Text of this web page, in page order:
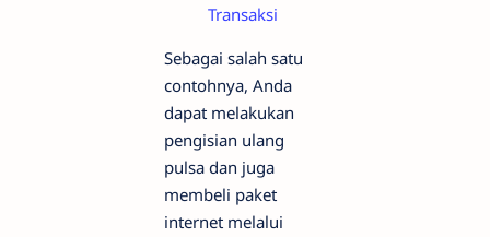
Transaksi
Sebagai salah satu
contohnya, Anda
dapat melakukan
pengisian ulang
pulsa dan juga
membeli paket
internet melalui